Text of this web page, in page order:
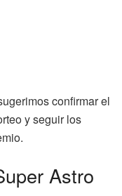
confirmar el
y seguir los
Astro